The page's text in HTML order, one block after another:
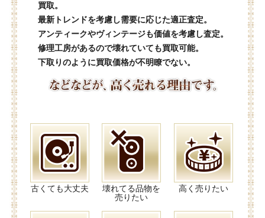
買取。
最新トレンドを考慮し需要に応じた適正査定。
アンティークやヴィンテージも価値を考慮し査定。
修理工房があるので壊れていても買取可能。
下取りのように買取価格が不明瞭でない。
古くても大丈夫
壊れてる品物を
売りたい
高く売りたい